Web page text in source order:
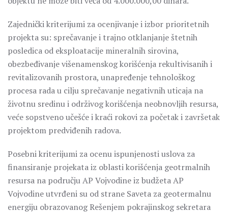
Zajednički kriterijumi za ocenjivanje i izbor prioritetnih
projekta su: sprečavanje i trajno otklanjanje štetnih
posledica od eksploatacije mineralnih sirovina,
obezbeđivanje višenamenskog korišćenja rekultivisanih i
revitalizovanih prostora, unapređenje tehnološkog
procesa rada u cilju sprečavanje negativnih uticaja na
životnu sredinu i održivog korišćenja neobnovljih resursa,
veće sopstveno učešće i kraći rokovi za početak i završetak
projektom predviđenih radova.
Posebni kriterijumi za ocenu ispunjenosti uslova za
finansiranje projekata iz oblasti korišćenja geotrmalnih
resursa na području AP Vojvodine iz budžeta AP
Vojvodine utvrđeni su od strane Saveta za geotermalnu
energiju obrazovanog Rešenjem pokrajinskog sekretara